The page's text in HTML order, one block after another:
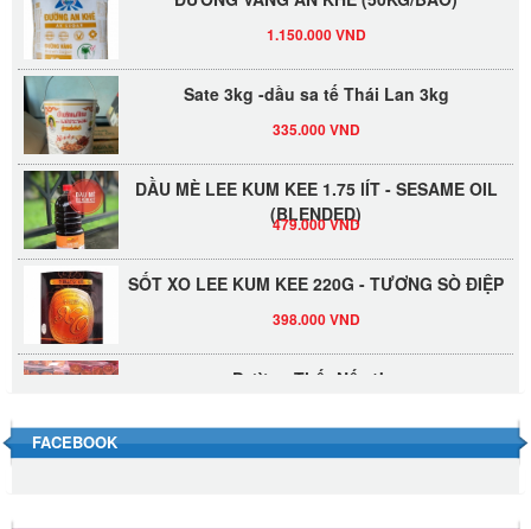
Sate 3kg -dầu sa tế Thái Lan 3kg
DẦU MÈ LEE KUM KEE 1.75 lÍT - SESAME OIL
(BLENDED)
479.000 VND
SỐT XO LEE KUM KEE 220G - TƯƠNG SÒ ĐIỆP
Đường Thốt Nốt 1kg
Đường phèn hạt Long An 500g
FACEBOOK